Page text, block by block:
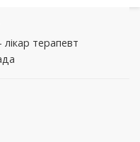
терапевт